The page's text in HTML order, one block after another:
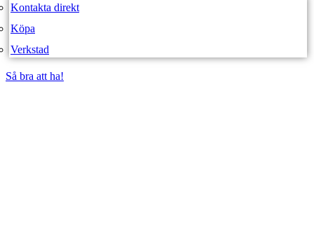
Kontakta direkt
Köpa
Verkstad
Så bra att ha!